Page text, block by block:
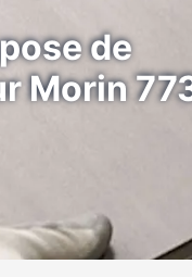
de
Morin